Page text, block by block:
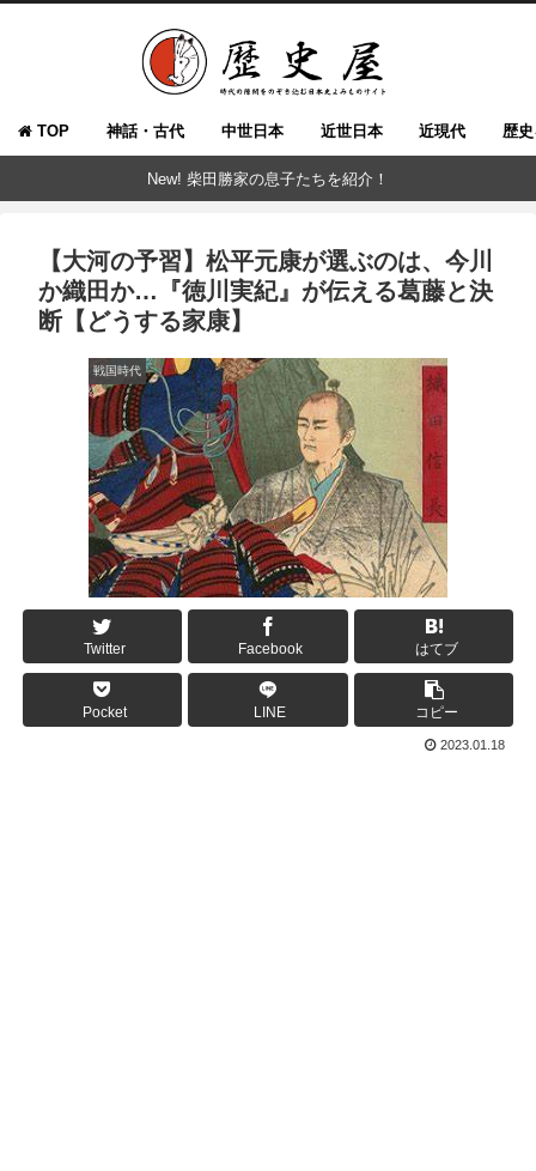
TOP 神話・古代 中世日本 近世日本 近現代 歴
New! 柴田勝家の息子たちを紹介！
【大河の予習】松平元康が選ぶのは、今川
か織田か…『徳川実紀』が伝える葛藤と決
断【どうする家康】
戦国時代
Twitter Facebook はてブ
Pocket LINE コピー
2023.01.18